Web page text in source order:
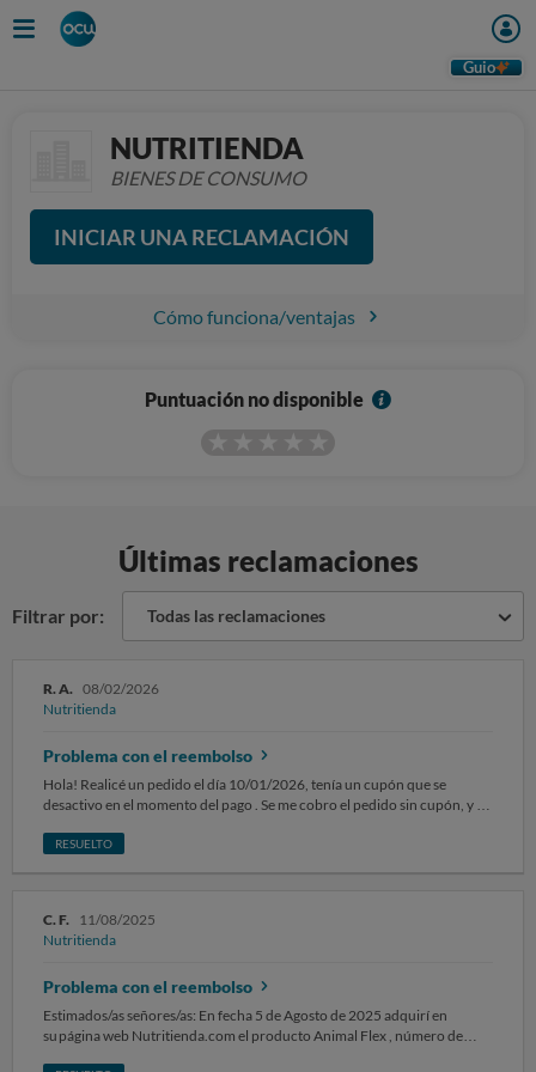
Guio
NUTRITIENDA
BIENES DE CONSUMO
INICIAR UNA RECLAMACIÓN
Cómo funciona/ventajas
Puntuación no disponible
I
Últimas reclamaciones
Filtrar por: Todas las reclamaciones
R. A. 08/02/2026
Nutritienda
Problema con el reembolso
Hola! Realicé un pedido el día 10/01/2026, tenía un cupón que se
desactivo en el momento del pago . Se me cobro el pedido sin cupón, y el
me dijo lo mejor es no recoger el paquete y yo voy a llamar a la empresa
primer pedido, me están dando las largas a qué la empresa del transporte
, a qué 14 días y nada de nada. Quiero mi dinero
RESUELTO
C. F. 11/08/2025
Nutritienda
Problema con el reembolso
Estimados/as señores/as: En fecha 5 de Agosto de 2025 adquirí en
su página web Nutritienda.com el producto Animal Flex , número de